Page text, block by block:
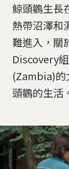
鯨頭鸛生長
熱帶沼澤和
難進入，關
Discovery
(Zambia)的
頭鸛的生活